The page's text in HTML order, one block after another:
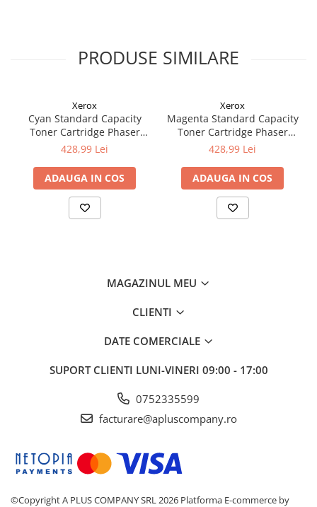
PRODUSE SIMILARE
Xerox
Cyan Standard Capacity
Toner Cartridge Phaser
6510/WorkCentre 6515
428,99 Lei
ADAUGA IN COS
Xerox
Magenta Standard Capacity
Toner Cartridge Phaser
6510/WorkCentre 6515
428,99 Lei
ADAUGA IN COS
MAGAZINUL MEU
CLIENTI
DATE COMERCIALE
SUPORT CLIENTI LUNI-VINERI 09:00 - 17:00
0752335599
facturare@apluscompany.ro
©Copyright A PLUS COMPANY SRL 2026 Platforma E-commerce by